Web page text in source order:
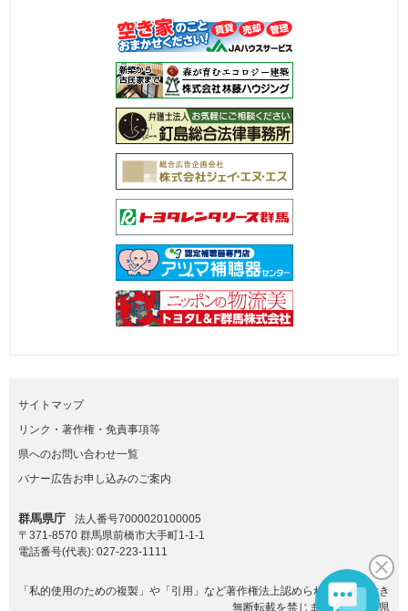
サイトマップ
リンク・著作権・免責事項等
県へのお問い合わせ一覧
バナー広告お申し込みのご案内
群馬県庁
法人番号7000020100005
〒371-8570 群馬県前橋市大手町1-1-1
電話番号(代表): 027-223-1111
「私的使用のための複製」や「引用」など著作権法上認められた場合を除き
無断転載を禁じます。(C)群馬県